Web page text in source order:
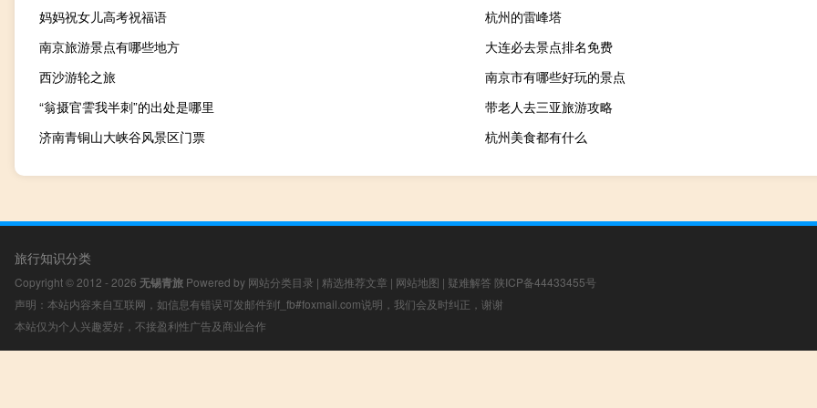
妈妈祝女儿高考祝福语
杭州的雷峰塔
南京旅游景点有哪些地方
大连必去景点排名免费
西沙游轮之旅
南京市有哪些好玩的景点
“翁摄官霅我半刺”的出处是哪里
带老人去三亚旅游攻略
济南青铜山大峡谷风景区门票
杭州美食都有什么
旅行知识分类
Copyright © 2012 - 2026 无锡青旅 Powered by 网站分类目录 | 精选推荐文章 | 网站地图 | 疑难解答 陕ICP备44433455号
声明：本站内容来自互联网，如信息有错误可发邮件到f_fb#foxmail.com说明，我们会及时纠正，谢谢
本站仅为个人兴趣爱好，不接盈利性广告及商业合作